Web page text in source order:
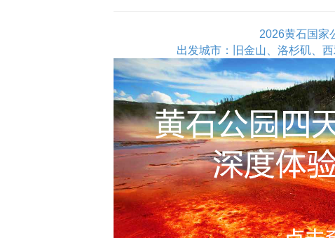
2026黄石国家
出发城市：旧金山、洛杉矶、